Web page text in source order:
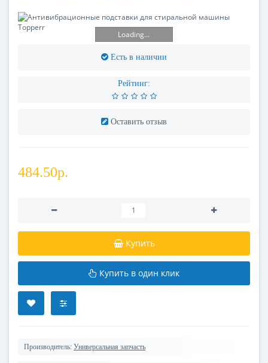
Loading...
Есть в наличии
Рейтинг:
Оставить отзыв
484.50р.
Купить
Купить в один клик
Производитель: Универсальная запчасть